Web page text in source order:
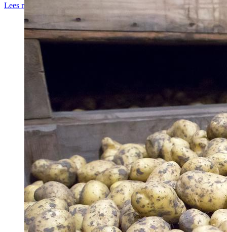
Lees meer